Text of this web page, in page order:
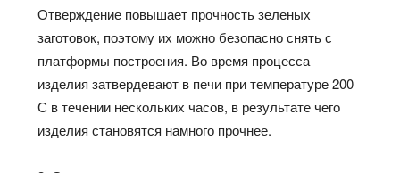
Отверждение повышает прочность зеленых
заготовок, поэтому их можно безопасно снять с
платформы построения. Во время процесса
изделия затвердевают в печи при температуре 200
С в течении нескольких часов, в результате чего
изделия становятся намного прочнее.